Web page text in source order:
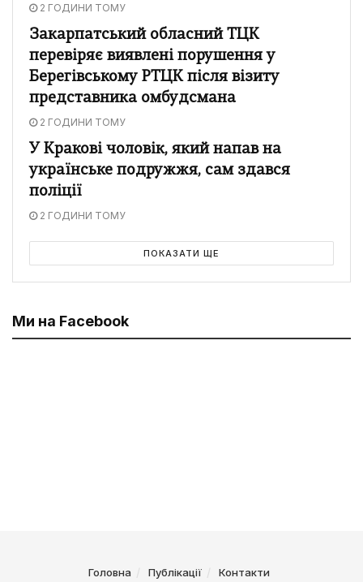
2 ГОДИНИ ТОМУ
Закарпатський обласний ТЦК
перевіряє виявлені порушення у
Берегівському РТЦК після візиту
представника омбудсмана
2 ГОДИНИ ТОМУ
У Кракові чоловік, який напав на
українське подружжя, сам здався
поліції
2 ГОДИНИ ТОМУ
ПОКАЗАТИ ЩЕ
Ми на Facebook
Головна Публікації Контакти